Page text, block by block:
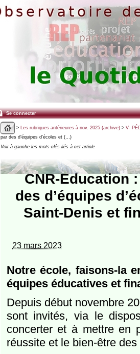
Se connecter
> Les rubriques antérieures à nov. 2025 (archive)> V-
par des d’équipes d’écoles et (…)
Voir à gauche les mots-clés liés à cet article
CNR-Education
des d’équipes
Saint-Denis et
23 mars 2023
Notre école, faisons-la
équipes éducatives et
Depuis début novembre
sont invités, via le
concerter et à mettre en
réussite et le bien-être